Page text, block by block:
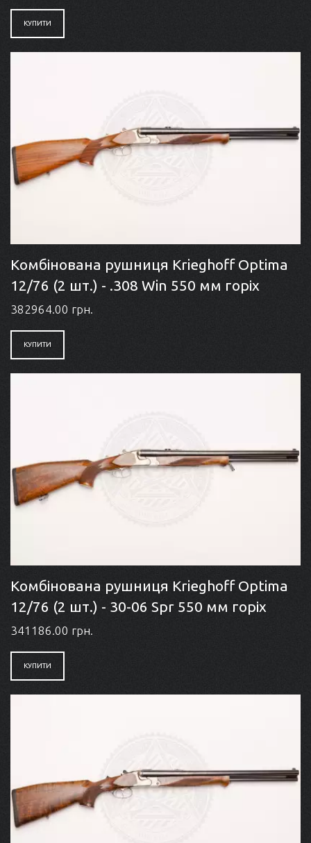
КУПИТИ
Комбінована рушниця Krieghoff Optima
12/76 (2 шт.) - .308 Win 550 мм горіх
382964.00 грн.
КУПИТИ
Комбінована рушниця Krieghoff Optima
12/76 (2 шт.) - 30-06 Spr 550 мм горіх
341186.00 грн.
КУПИТИ